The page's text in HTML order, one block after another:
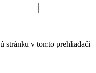
stránku v tomto prehliadači